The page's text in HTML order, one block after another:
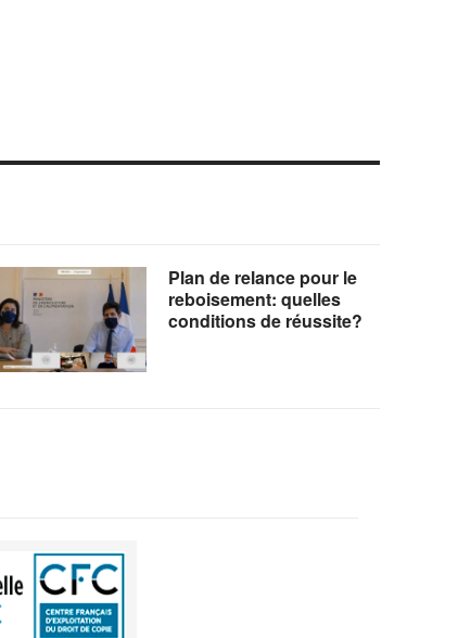
Plan de relance pour le
reboisement: quelles
conditions de réussite?